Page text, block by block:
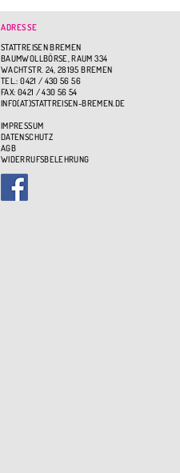
ADRESSE
STATTREISEN BREMEN
BAUMWOLLBÖRSE, RAUM 334
WACHTSTR. 24, 28195 BREMEN
TEL.: 0421 / 430 56 56
FAX: 0421 / 430 56 54
INFO(AT)STATTREISEN-BREMEN.DE
IMPRESSUM
DATENSCHUTZ
AGB
WIDERRUFSBELEHRUNG